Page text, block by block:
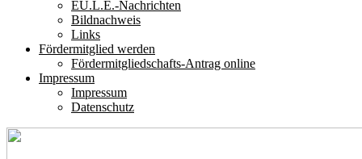
EU.L.E.-Nachrichten
Bildnachweis
Links
Fördermitglied werden
Fördermitgliedschafts-Antrag online
Impressum
Impressum
Datenschutz